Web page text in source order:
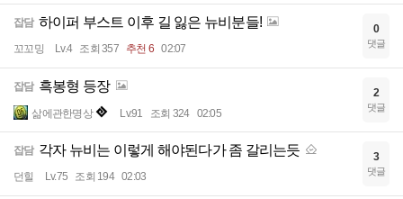
잡담 하이퍼 부스트 이후 길 잃은 뉴비분들!
꼬꼬밍 Lv.4 조회 357 추천 6 02:07
0
댓글
잡담 흑봉형 등장
삶에관한명상 Lv.91 조회 324 02:05
2
댓글
잡담 각자 뉴비는 이렇게 해야된다가 좀 갈리는듯
던힐 Lv.75 조회 194 02:03
3
댓글